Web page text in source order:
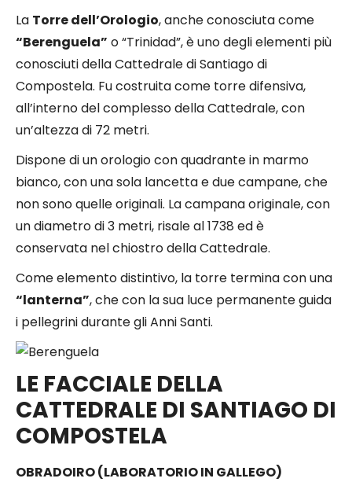
La Torre dell’Orologio, anche conosciuta come
“Berenguela” o “Trinidad”, è uno degli elementi più
conosciuti della Cattedrale di Santiago di
Compostela. Fu costruita come torre difensiva,
all’interno del complesso della Cattedrale, con
un’altezza di 72 metri.
Dispone di un orologio con quadrante in marmo
bianco, con una sola lancetta e due campane, che
non sono quelle originali. La campana originale, con
un diametro di 3 metri, risale al 1738 ed è
conservata nel chiostro della Cattedrale.
Come elemento distintivo, la torre termina con una
“lanterna”, che con la sua luce permanente guida
i pellegrini durante gli Anni Santi.
LE FACCIALE DELLA
CATTEDRALE DI SANTIAGO DI
COMPOSTELA
OBRADOIRO (LABORATORIO IN GALLEGO)